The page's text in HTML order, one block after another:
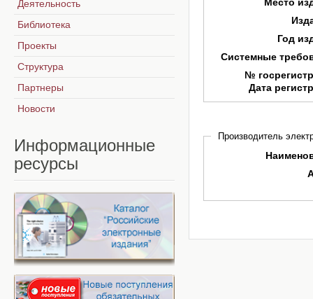
Место
Год
Системные
№
Дата
Производитель
Деятельность
Библиотека
Проекты
Структура
Партнеры
Новости
Информационные
ресурсы